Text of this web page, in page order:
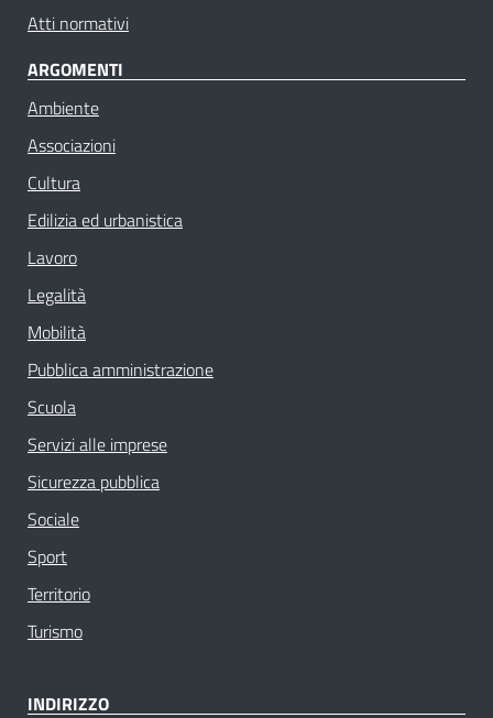
Atti normativi
ARGOMENTI
Ambiente
Associazioni
Cultura
Edilizia ed urbanistica
Lavoro
Legalità
Mobilità
Pubblica amministrazione
Scuola
Servizi alle imprese
Sicurezza pubblica
Sociale
Sport
Territorio
Turismo
INDIRIZZO